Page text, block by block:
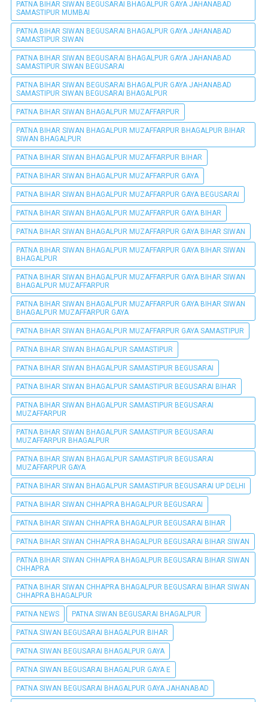
PATNA BIHAR SIWAN BEGUSARAI BHAGALPUR GAYA JAHANABAD
SAMASTIPUR MUMBAI
PATNA BIHAR SIWAN BEGUSARAI BHAGALPUR GAYA JAHANABAD
SAMASTIPUR SIWAN
PATNA BIHAR SIWAN BEGUSARAI BHAGALPUR GAYA JAHANABAD
SAMASTIPUR SIWAN BEGUSARAI
PATNA BIHAR SIWAN BEGUSARAI BHAGALPUR GAYA JAHANABAD
SAMASTIPUR SIWAN BEGUSARAI BHAGALPUR
PATNA BIHAR SIWAN BHAGALPUR MUZAFFARPUR
PATNA BIHAR SIWAN BHAGALPUR MUZAFFARPUR BHAGALPUR BIHAR
SIWAN BHAGALPUR
PATNA BIHAR SIWAN BHAGALPUR MUZAFFARPUR BIHAR
PATNA BIHAR SIWAN BHAGALPUR MUZAFFARPUR GAYA
PATNA BIHAR SIWAN BHAGALPUR MUZAFFARPUR GAYA BEGUSARAI
PATNA BIHAR SIWAN BHAGALPUR MUZAFFARPUR GAYA BIHAR
PATNA BIHAR SIWAN BHAGALPUR MUZAFFARPUR GAYA BIHAR SIWAN
PATNA BIHAR SIWAN BHAGALPUR MUZAFFARPUR GAYA BIHAR SIWAN
BHAGALPUR
PATNA BIHAR SIWAN BHAGALPUR MUZAFFARPUR GAYA BIHAR SIWAN
BHAGALPUR MUZAFFARPUR
PATNA BIHAR SIWAN BHAGALPUR MUZAFFARPUR GAYA BIHAR SIWAN
BHAGALPUR MUZAFFARPUR GAYA
PATNA BIHAR SIWAN BHAGALPUR MUZAFFARPUR GAYA SAMASTIPUR
PATNA BIHAR SIWAN BHAGALPUR SAMASTIPUR
PATNA BIHAR SIWAN BHAGALPUR SAMASTIPUR BEGUSARAI
PATNA BIHAR SIWAN BHAGALPUR SAMASTIPUR BEGUSARAI BIHAR
PATNA BIHAR SIWAN BHAGALPUR SAMASTIPUR BEGUSARAI
MUZAFFARPUR
PATNA BIHAR SIWAN BHAGALPUR SAMASTIPUR BEGUSARAI
MUZAFFARPUR BHAGALPUR
PATNA BIHAR SIWAN BHAGALPUR SAMASTIPUR BEGUSARAI
MUZAFFARPUR GAYA
PATNA BIHAR SIWAN BHAGALPUR SAMASTIPUR BEGUSARAI UP DELHI
PATNA BIHAR SIWAN CHHAPRA BHAGALPUR BEGUSARAI
PATNA BIHAR SIWAN CHHAPRA BHAGALPUR BEGUSARAI BIHAR
PATNA BIHAR SIWAN CHHAPRA BHAGALPUR BEGUSARAI BIHAR SIWAN
PATNA BIHAR SIWAN CHHAPRA BHAGALPUR BEGUSARAI BIHAR SIWAN
CHHAPRA
PATNA BIHAR SIWAN CHHAPRA BHAGALPUR BEGUSARAI BIHAR SIWAN
CHHAPRA BHAGALPUR
PATNA NEWS PATNA SIWAN BEGUSARAI BHAGALPUR
PATNA SIWAN BEGUSARAI BHAGALPUR BIHAR
PATNA SIWAN BEGUSARAI BHAGALPUR GAYA
PATNA SIWAN BEGUSARAI BHAGALPUR GAYA E
PATNA SIWAN BEGUSARAI BHAGALPUR GAYA JAHANABAD